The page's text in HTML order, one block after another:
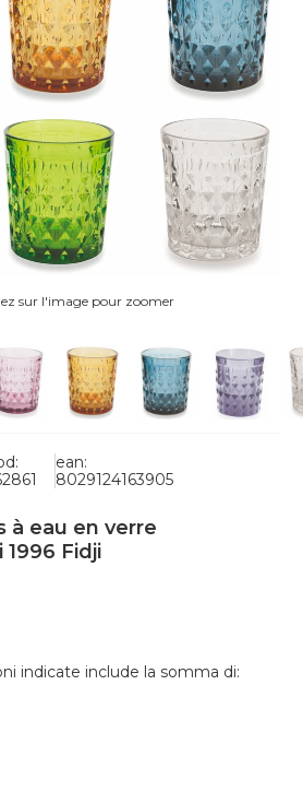
sur l'image pour zoomer
ean:
8029124163905
à eau en verre
1996 Fidji
indicate include la somma di: